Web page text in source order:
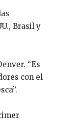
Brasil y
“Es
con el